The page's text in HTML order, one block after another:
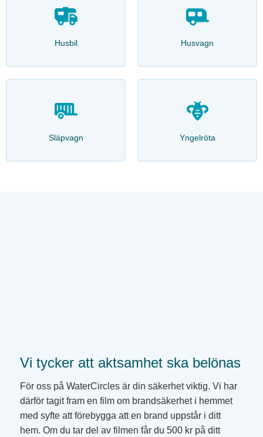
Husbil Husvagn
Släpvagn Yngelröta
Vi tycker att aktsamhet ska belönas
För oss på WaterCircles är din säkerhet viktig. Vi har
därför tagit fram en film om brandsäkerhet i hemmet
med syfte att förebygga att en brand uppstår i ditt
hem. Om du tar del av filmen får du 500 kr på ditt